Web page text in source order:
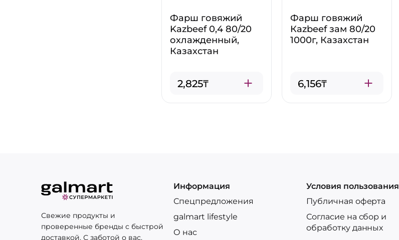
Фарш говяжий
Kazbeef 0,4 80/20
охлажденный,
Казахстан
2,825₸
Фарш говяжий
Кazbeef зам 80/20
1000г, Казахстан
6,156₸
Свежие продукты и
проверенные бренды с быстрой
доставкой. С заботой о вас,
Информация
Спецпредложения
galmart lifestyle
О нас
Условия пользования
Публичная оферта
Согласие на сбор и
обработку данных